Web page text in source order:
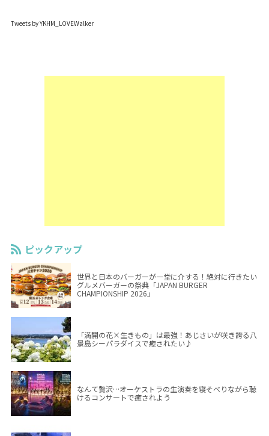
Tweets by YKHM_LOVEWalker
ピックアップ
世界と日本のバーガーが一堂に介する！絶対に行きたい
グルメバーガーの祭典「JAPAN BURGER
CHAMPIONSHIP 2026」
「満開の花×生きもの」は最強！あじさいが咲き誇る八
景島シーパラダイスで癒されたい♪
なんて贅沢…オーケストラの生演奏を寝そべりながら聴
けるコンサートで癒されよう